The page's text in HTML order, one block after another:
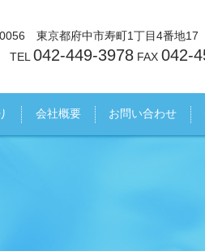
東京都府中市寿町1丁目4番地
TEL 042-449-3978 FAX 042-
会社概要 お問い合わせ